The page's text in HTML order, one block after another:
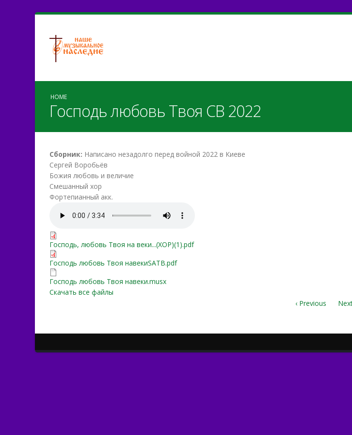
HOME
Господь любовь Твоя СВ 2022
Сборник: Написано незадолго перед войной 2022 в Киеве
Сергей Воробьёв
Божия любовь и величие
Смешанный хор
Фортепианный акк.
Господь любовь Твоя навеки.mp3
Господь, любовь Твоя на веки...(ХОР)(1).pdf
Господь, любовь Твоя на веки...(ХОР)(1).pdf
Господь любовь Твоя навекиSATB.pdf
Господь любовь Твоя навекиSATB.pdf
Господь любовь Твоя навеки.musx
Господь любовь Твоя навеки.musx
Скачать все файлы
‹ Previous